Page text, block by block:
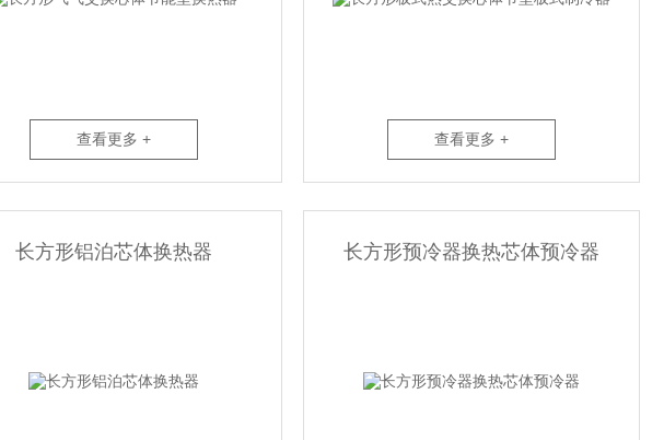
查看更多 + 查看更多 +
长方形铝泊芯体换热器 长方形预冷器换热芯体预冷器